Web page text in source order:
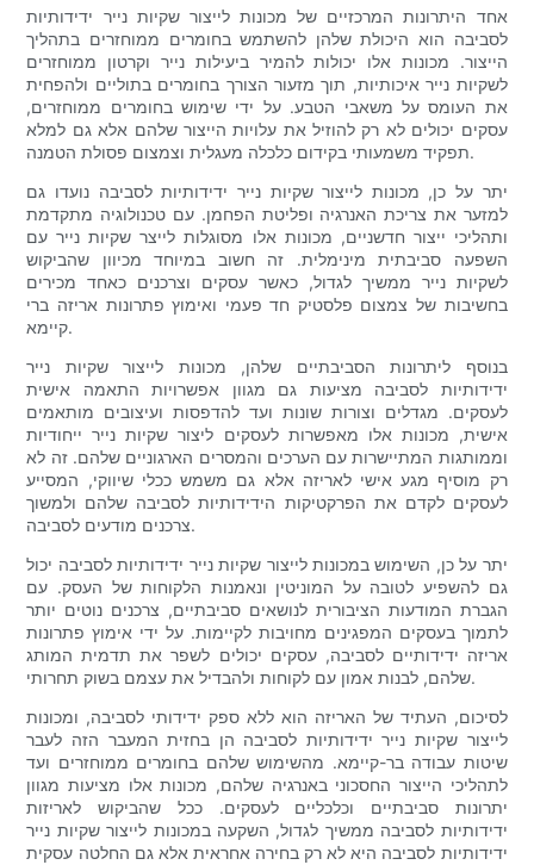
אחד היתרונות המרכזיים של מכונות לייצור שקיות נייר ידידותיות
לסביבה הוא היכולת שלהן להשתמש בחומרים ממוחזרים בתהליך
הייצור. מכונות אלו יכולות להמיר ביעילות נייר וקרטון ממוחזרים
לשקיות נייר איכותיות, תוך מזעור הצורך בחומרים בתוליים ולהפחית
את העומס על משאבי הטבע. על ידי שימוש בחומרים ממוחזרים,
עסקים יכולים לא רק להוזיל את עלויות הייצור שלהם אלא גם למלא
תפקיד משמעותי בקידום כלכלה מעגלית וצמצום פסולת הטמנה.
יתר על כן, מכונות לייצור שקיות נייר ידידותיות לסביבה נועדו גם
למזער את צריכת האנרגיה ופליטת הפחמן. עם טכנולוגיה מתקדמת
ותהליכי ייצור חדשניים, מכונות אלו מסוגלות לייצר שקיות נייר עם
השפעה סביבתית מינימלית. זה חשוב במיוחד מכיוון שהביקוש
לשקיות נייר ממשיך לגדול, כאשר עסקים וצרכנים כאחד מכירים
בחשיבות של צמצום פלסטיק חד פעמי ואימוץ פתרונות אריזה ברי
קיימא.
בנוסף ליתרונות הסביבתיים שלהן, מכונות לייצור שקיות נייר
ידידותיות לסביבה מציעות גם מגוון אפשרויות התאמה אישית
לעסקים. מגדלים וצורות שונות ועד להדפסות ועיצובים מותאמים
אישית, מכונות אלו מאפשרות לעסקים ליצור שקיות נייר ייחודיות
וממותגות המתיישרות עם הערכים והמסרים הארגוניים שלהם. זה לא
רק מוסיף מגע אישי לאריזה אלא גם משמש ככלי שיווקי, המסייע
לעסקים לקדם את הפרקטיקות הידידותיות לסביבה שלהם ולמשוך
צרכנים מודעים לסביבה.
יתר על כן, השימוש במכונות לייצור שקיות נייר ידידותיות לסביבה יכול
גם להשפיע לטובה על המוניטין ונאמנות הלקוחות של העסק. עם
הגברת המודעות הציבורית לנושאים סביבתיים, צרכנים נוטים יותר
לתמוך בעסקים המפגינים מחויבות לקיימות. על ידי אימוץ פתרונות
אריזה ידידותיים לסביבה, עסקים יכולים לשפר את תדמית המותג
שלהם, לבנות אמון עם לקוחות ולהבדיל את עצמם בשוק תחרותי.
לסיכום, העתיד של האריזה הוא ללא ספק ידידותי לסביבה, ומכונות
לייצור שקיות נייר ידידותיות לסביבה הן בחזית המעבר הזה לעבר
שיטות עבודה בר-קיימא. מהשימוש שלהם בחומרים ממוחזרים ועד
לתהליכי הייצור החסכוני באנרגיה שלהם, מכונות אלו מציעות מגוון
יתרונות סביבתיים וכלכליים לעסקים. ככל שהביקוש לאריזות
ידידותיות לסביבה ממשיך לגדול, השקעה במכונות לייצור שקיות נייר
ידידותיות לסביבה היא לא רק בחירה אחראית אלא גם החלטה עסקית